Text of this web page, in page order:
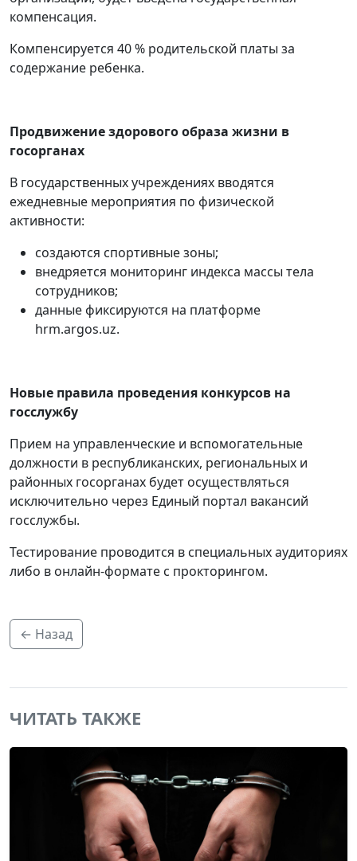
компенсация.
Компенсируется 40 % родительской платы за
содержание ребенка.
Продвижение здорового образа жизни в
госорганах
В государственных учреждениях вводятся
ежедневные мероприятия по физической
активности:
создаются спортивные зоны;
внедряется мониторинг индекса массы тела
сотрудников;
данные фиксируются на платформе
hrm.argos.uz.
Новые правила проведения конкурсов на
госслужбу
Прием на управленческие и вспомогательные
должности в республиканских, региональных и
районных госорганах будет осуществляться
исключительно через Единый портал вакансий
госслужбы.
Тестирование проводится в специальных аудиториях
либо в онлайн-формате с прокторингом.
← Назад
ЧИТАТЬ ТАКЖЕ